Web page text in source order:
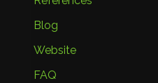
Blog
Website
FAQ